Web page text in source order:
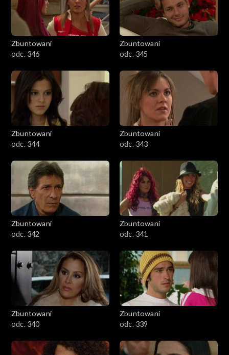
Zbuntowani
odc. 346
Zbuntowani
odc. 345
Zbuntowani
odc. 344
Zbuntowani
odc. 343
Zbuntowani
odc. 342
Zbuntowani
odc. 341
Zbuntowani
odc. 340
Zbuntowani
odc. 339